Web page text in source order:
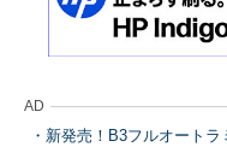
AD
新発売！B3フルオートラ